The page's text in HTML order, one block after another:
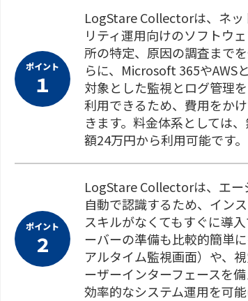
ポイント
１
LogStare Collectorは、ネッ
リティ運用向けのソフトウ
所の特定、原因の調査まで
らに、Microsoft 365やAWS
対象とした監視とログ管理
利用できるため、費用をか
きます。料金体系としては
額24万円から利用可能です。
ポイント
２
LogStare Collectorは、エー
自動で認識するため、イン
スキルがなくてもすぐに導
ーバーの準備も比較的簡単
アルタイム監視画面）や、
ーザーインターフェースを
効率的なシステム運用を可能